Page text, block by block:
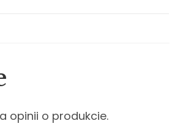
opinii o produkcie.